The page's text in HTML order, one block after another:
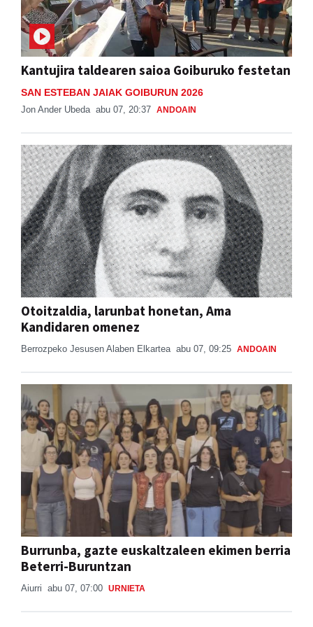
Kantujira taldearen saioa Goiburuko festetan
SAN ESTEBAN JAIAK GOIBURUN 2026
Jon Ander Ubeda abu 07, 20:37 ANDOAIN
Otoitzaldia, larunbat honetan, Ama
Kandidaren omenez
Berrozpeko Jesusen Alaben Elkartea abu 07, 09:25 ANDOAIN
Burrunba, gazte euskaltzaleen ekimen berria
Beterri-Buruntzan
Aiurri abu 07, 07:00 URNIETA